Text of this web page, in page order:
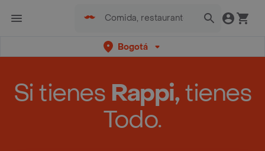
Bogotá
Si tienes Rappi,tienes
Todo.